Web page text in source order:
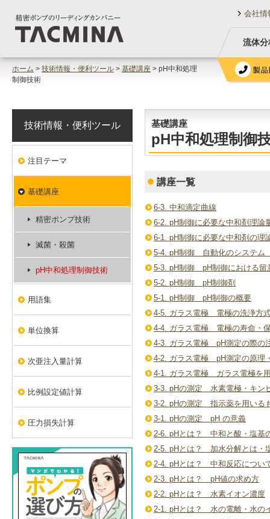
会社情
流体
ホーム > 技術情報・便利ツール > 基礎講座 > pH中和処理
制御技術
基礎講座
pH中和処理制御
講座一覧
6-3. 中和滴定曲線
6-2. pH制御に必要な中和剤理論
6-1. pH制御に必要な中和剤の理
5-4. pH制御 自動化のシステム
5-3. pH制御 pH制御における留
5-2. pH制御 pH制御剤
5-1. pH制御 pH制御の概要
4-5. ガラス電極 電極の洗浄方
4-4. ガラス電極 電極の寿命・
4-3. ガラス電極 pH測定の際の
4-2. ガラス電極 pH測定の原理
4-1. ガラス電極 ガラス電極を
3-3. pHの測定 水素電極・キン
3-2. pHの測定 指示薬を用いる
3-1. pHの測定 pH の意義
2-6. pHとは？ 中和と酸・塩基
2-5. pHとは？ 加水分解とは・
2-4. pHとは？ 中和反応につい
2-3. pHとは？ pH値の求め方
2-2. pHとは？ 水素イオン濃度
2-1. pHとは？ 水の電離・水の
技術情報・便利ツール
注目テーマ
基礎講座
精密ポンプ技術
滅菌・殺菌
pH中和処理制御技術
用語集
単位換算
次亜注入量計算
比例設定値計算
圧力損失計算